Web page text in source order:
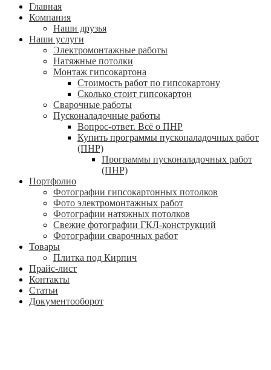
Главная
Компания
Наши друзья
Наши услуги
Электромонтажные работы
Натяжные потолки
Монтаж гипсокартона
Стоимость работ по гипсокартону
Сколько стоит гипсокартон
Сварочные работы
Пусконаладочные работы
Вопрос-ответ. Всё о ПНР
Купить программы пусконаладочных работ
(ПНР)
Программы пусконаладочных работ
(ПНР)
Портфолио
Фотографии гипсокартонных потолков
Фото электромонтажных работ
Фотографии натяжных потолков
Свежие фотографии ГКЛ-конструкций
Фотографии сварочных работ
Товары
Плитка под Кирпич
Прайс-лист
Контакты
Статьи
Документооборот